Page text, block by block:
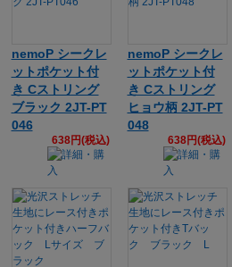
nemoP シークレ
ットポケット付
き Cストリング
ブラック 2JT-PT
046
638円(税込)
nemoP シークレ
ットポケット付
き Cストリング
ヒョウ柄 2JT-PT
048
638円(税込)